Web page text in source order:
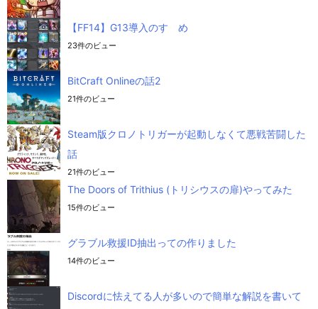
【FF14】G13導入のすゝめ
23件のビュー
BitCraft Onlineの話2
21件のビュー
Steam版クロノトリガーが起動しなくて悪戦苦闘した
話
21件のビュー
The Doors of Trithius (トリシウスの扉)やってみた
15件のビュー
グラブル救援ID抽出っての作りました
14件のビュー
Discordに怯えてる人が多いので簡単な解説を書いて